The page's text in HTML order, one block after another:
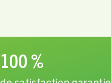
100 %